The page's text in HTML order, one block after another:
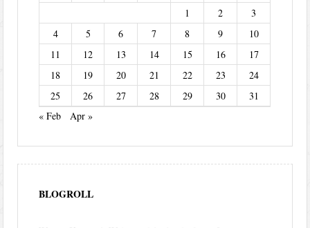
1 2
3
4
5 6 7 8 9
10
11
12 13 14 15 16
17
18
19 20 21 22 23
24
25
26 27 28 29 30
31
« Feb
Apr »
BLOGROLL